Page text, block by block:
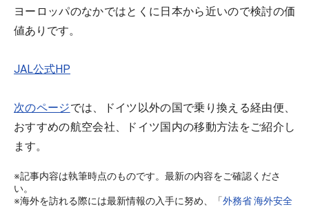
ヨーロッパのなかではとくに日本から近いので検討の価
値ありです。
JAL公式HP
次のページでは、ドイツ以外の国で乗り換える経由便、
おすすめの航空会社、ドイツ国内の移動方法をご紹介し
ます。
※記事内容は執筆時点のものです。最新の内容をご確認くださ
い。
※海外を訪れる際には最新情報の入手に努め、「外務省 海外安全